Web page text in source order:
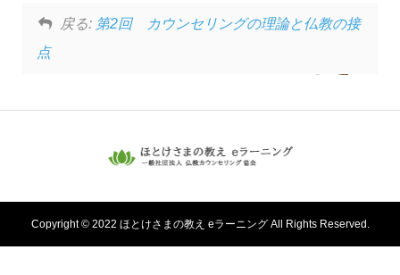
戻る: 第2回 カウンセリングの理論と仏教の接
点
Copyright © 2022 ほとけさまの教え eラーニング All Rights Reserved.